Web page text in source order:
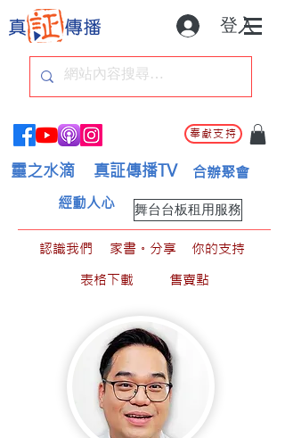
登入
奉獻支持
靈之水滴 真証傳播TV 合辦聚會
舞台台板租用服務
經動人心
認識我們 家書。分享
你的支持
表格下載
售賣點